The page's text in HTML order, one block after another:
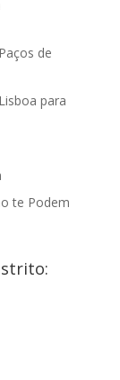
de
para
te Podem